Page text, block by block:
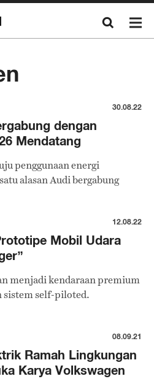
30.08.22
dengan
Mendatang
penggunaan energi
alasan Audi bergabung
12.08.22
Mobil Udara
menjadi kendaraan premium
sistem self-piloted.
08.09.21
Ramah Lingkungan
Karya Volkswagen